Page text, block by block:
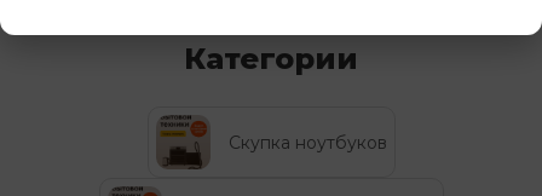
Категории
Скупка ноутбуков